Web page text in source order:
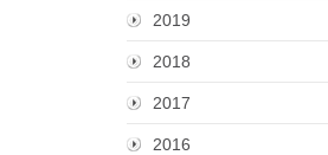
2019
2018
2017
2016